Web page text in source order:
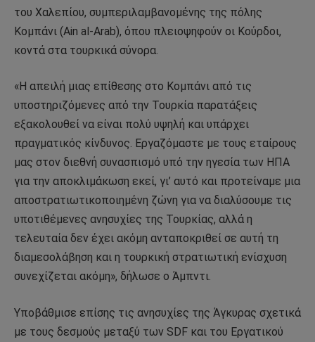
του Χαλεπίου, συμπεριλαμβανομένης της πόλης
Κομπάνι (Ain al-Arab), όπου πλειοψηφούν οι Κούρδοι,
κοντά στα τουρκικά σύνορα.
«Η απειλή μιας επίθεσης στο Κομπάνι από τις
υποστηριζόμενες από την Τουρκία παρατάξεις
εξακολουθεί να είναι πολύ υψηλή και υπάρχει
πραγματικός κίνδυνος. Εργαζόμαστε με τους εταίρους
μας στον διεθνή συνασπισμό υπό την ηγεσία των ΗΠΑ
για την αποκλιμάκωση εκεί, γι’ αυτό και προτείναμε μια
αποστρατιωτικοποιημένη ζώνη για να διαλύσουμε τις
υποτιθέμενες ανησυχίες της Τουρκίας, αλλά η
τελευταία δεν έχει ακόμη ανταποκριθεί σε αυτή τη
διαμεσολάβηση και η τουρκική στρατιωτική ενίσχυση
συνεχίζεται ακόμη», δήλωσε ο Άμπντι.
Υποβάθμισε επίσης τις ανησυχίες της Άγκυρας σχετικά
με τους δεσμούς μεταξύ των SDF και του Εργατικού